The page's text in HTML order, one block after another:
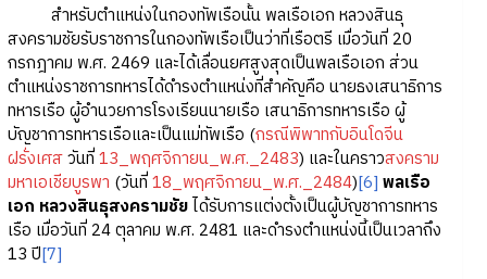
สำหรับตำแหน่งในกองทัพเรือนั้น พลเรือเอก หลวงสินธุ
สงครามชัยรับราชการในกองทัพเรือเป็นว่าที่เรือตรี เมื่อวันที่ 20
กรกฎาคม พ.ศ. 2469 และได้เลื่อนยศสูงสุดเป็นพลเรือเอก ส่วน
ตำแหน่งราชการทหารได้ดำรงตำแหน่งที่สำคัญคือ นายธงเสนาธิการ
ทหารเรือ ผู้อำนวยการโรงเรียนนายเรือ เสนาธิการทหารเรือ ผู้
บัญชาการทหารเรือและเป็นแม่ทัพเรือ (กรณีพิพาทกับอินโดจีน
ฝรั่งเศสวันที่13_พฤศจิกายน_พ.ศ._2483) และในคราวสงคราม
มหาเอเชียบูรพา (วันที่18_พฤศจิกายน_พ.ศ._2484)[6] พลเรือ
เอก หลวงสินธุสงครามชัยได้รับการแต่งตั้งเป็นผู้บัญชาการทหาร
เรือ เมื่อวันที่ 24 ตุลาคม พ.ศ. 2481 และดำรงตำแหน่งนี้เป็นเวลาถึง
13 ปี[7]